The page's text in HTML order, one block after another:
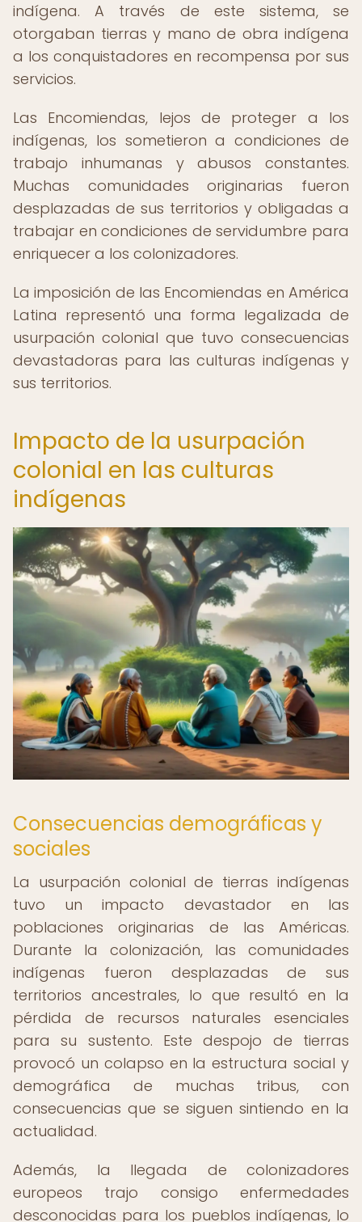
indígena. A través de este sistema, se
otorgaban tierras y mano de obra indígena
a los conquistadores en recompensa por sus
servicios.
Las Encomiendas, lejos de proteger a los
indígenas, los sometieron a condiciones de
trabajo inhumanas y abusos constantes.
Muchas comunidades originarias fueron
desplazadas de sus territorios y obligadas a
trabajar en condiciones de servidumbre para
enriquecer a los colonizadores.
La imposición de las Encomiendas en América
Latina representó una forma legalizada de
usurpación colonial que tuvo consecuencias
devastadoras para las culturas indígenas y
sus territorios.
Impacto de la usurpación
colonial en las culturas
indígenas
Consecuencias demográficas y
sociales
La usurpación colonial de tierras indígenas
tuvo un impacto devastador en las
poblaciones originarias de las Américas.
Durante la colonización, las comunidades
indígenas fueron desplazadas de sus
territorios ancestrales, lo que resultó en la
pérdida de recursos naturales esenciales
para su sustento. Este despojo de tierras
provocó un colapso en la estructura social y
demográfica de muchas tribus, con
consecuencias que se siguen sintiendo en la
actualidad.
Además, la llegada de colonizadores
europeos trajo consigo enfermedades
desconocidas para los pueblos indígenas, lo